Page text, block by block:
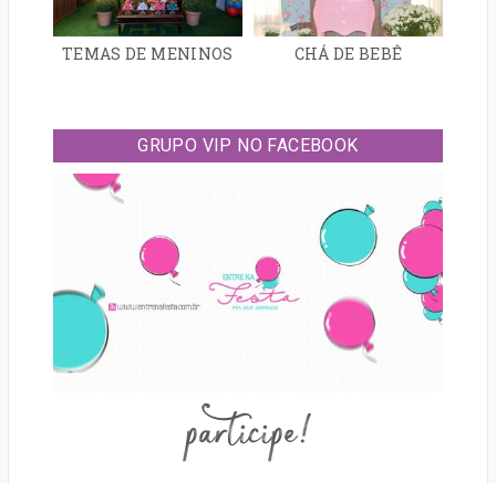
TEMAS DE MENINOS CHÁ DE BEBÊ
GRUPO VIP NO FACEBOOK
participe!